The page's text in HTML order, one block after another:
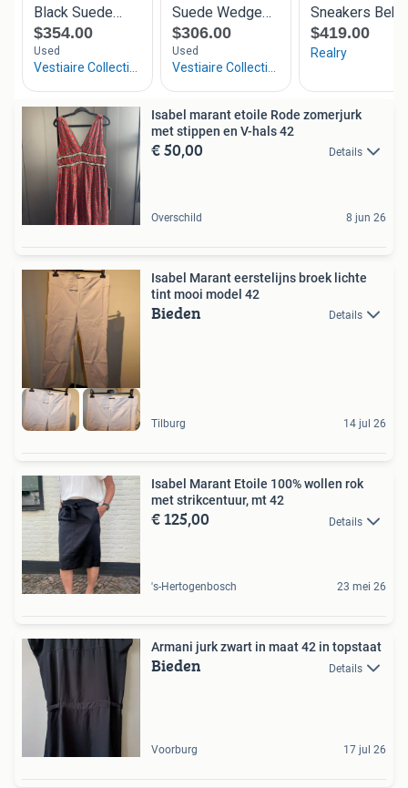
Isabel marant etoile Rode zomerjurk
met stippen en V-hals 42
€ 50,00 Details
Overschild 8 jun 26
Isabel Marant eerstelijns broek lichte
tint mooi model 42
Bieden Details
Tilburg 14 jul 26
Isabel Marant Etoile 100% wollen rok
met strikcentuur, mt 42
€ 125,00 Details
's-Hertogenbosch 23 mei 26
Armani jurk zwart in maat 42 in topstaat
Bieden Details
Voorburg 17 jul 26